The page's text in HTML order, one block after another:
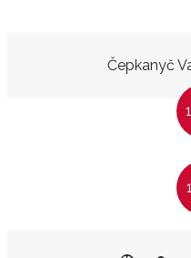
Čepkanyč